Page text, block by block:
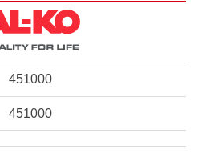
451000
451000